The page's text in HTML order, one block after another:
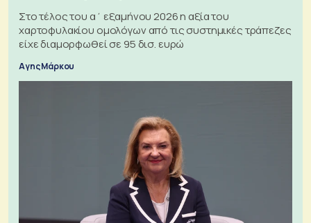
Στο τέλος του α΄ εξαμήνου 2026 η αξία του
χαρτοφυλακίου ομολόγων από τις συστημικές τράπεζες
είχε διαμορφωθεί σε 95 δισ. ευρώ
Αγης Μάρκου